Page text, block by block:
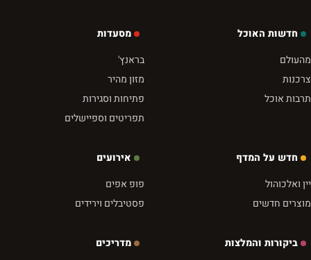
חדשות האוכל
מהעולם
צרכנות
תרבות אוכל
מסעדות
בראנץ'
מזון מהיר
פתיחות וסגירות
תפריטים וספיישלים
חדש על המדף
יין ואלכוהול
מוצרים חדשים
אירועים
פופ אפים
פסטיבלים וירידים
ביקורות והמלצות
מדריכים